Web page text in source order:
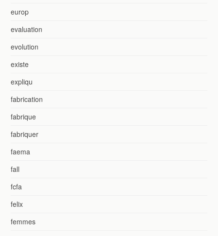
europ
evaluation
evolution
existe
expliqu
fabrication
fabrique
fabriquer
faema
fall
fcfa
felix
femmes